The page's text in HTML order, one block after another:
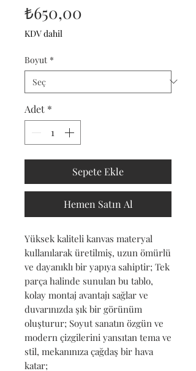
₺650,00
KDV dahil
Boyut *
Adet *
Sepete Ekle
Hemen Satın Al
Yüksek kaliteli kanvas materyal
kullanılarak üretilmiş, uzun ömürlü
ve dayanıklı bir yapıya sahiptir; Tek
parça halinde sunulan bu tablo,
kolay montaj avantajı sağlar ve
duvarınızda şık bir görünüm
oluşturur; Soyut sanatın özgün ve
modern çizgilerini yansıtan tema ve
stil, mekanınıza çağdaş bir hava
katar;